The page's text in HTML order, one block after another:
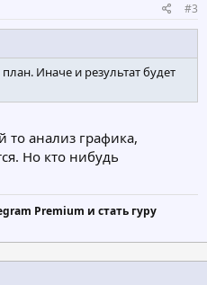
#3
Иначе и результат будет
то анализ графика,
Но кто нибудь
Premium и стать гуру